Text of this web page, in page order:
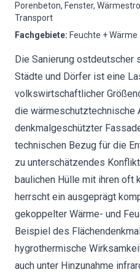
Porenbeton, Fenster,
Transport
Fachgebiete: Feuchte +
Die Sanierung ostdeutscher
Städte und Dörfer ist eine
volkswirtschaftlicher
die wärmeschutztechnische
denkmalgeschützter
technischen Bezug für die
zu unterschätzendes
baulichen Hülle mit ihren oft
herrscht ein ausgeprägt
gekoppelter Wärme- und
Beispiel des
hygrothermische
auch unter Hinzunahme